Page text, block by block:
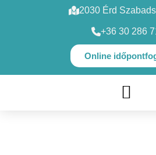
2030 Érd
+36 30 286
Online